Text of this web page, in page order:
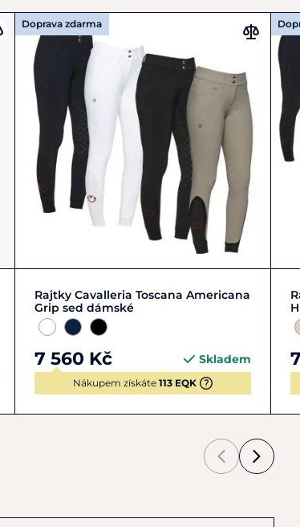
Doprava zdarma
L/40 M/38 S/36 XL/42 + 2
Rajtky Cavalleria Toscana Americana
Grip sed dámské
7 560 Kč Skladem
Nákupem získáte 113 EQK